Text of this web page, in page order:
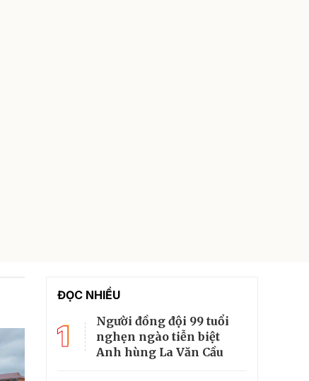
ĐỌC NHIỀU
1
Người đồng đội 99 tuổi
nghẹn ngào tiễn biệt
Anh hùng La Văn Cầu